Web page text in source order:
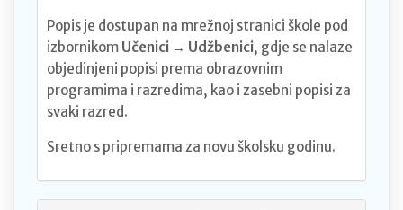
Popis je dostupan na mrežnoj stranici škole pod
izbornikom Učenici → Udžbenici, gdje se nalaze
objedinjeni popisi prema obrazovnim
programima i razredima, kao i zasebni popisi za
svaki razred.
Sretno s pripremama za novu školsku godinu.